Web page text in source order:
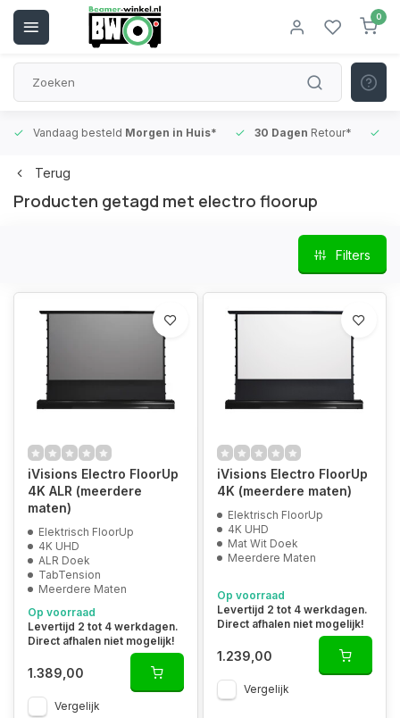
0
Vandaag besteld Morgen in Huis* 30 Dagen Retour*
Terug
Producten getagd met electro floorup
Filters
iVisions Electro FloorUp
4K ALR (meerdere
maten)
Elektrisch FloorUp
4K UHD
ALR Doek
TabTension
Meerdere Maten
Op voorraad
Levertijd 2 tot 4 werkdagen.
Direct afhalen niet mogelijk!
1.389,00
Vergelijk
iVisions Electro FloorUp
4K (meerdere maten)
Elektrisch FloorUp
4K UHD
Mat Wit Doek
Meerdere Maten
Op voorraad
Levertijd 2 tot 4 werkdagen.
Direct afhalen niet mogelijk!
1.239,00
Vergelijk